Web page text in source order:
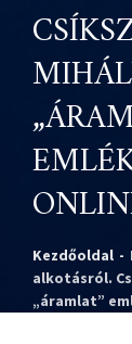
Kezdőoldal -
alkotásról.
„áramlat”